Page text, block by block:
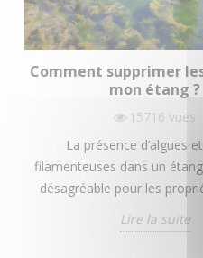
Comment supprimer
mon étang ?
15716vues
La présence d’algues et
filamenteuses dans un étang
désagréable pour les
Lire la suite